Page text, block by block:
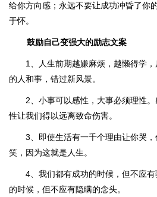
给你方向感；永远不要让成功冲昏了你
于怀。
鼓励自己变强大的励志文案
1、人生前期越嫌麻烦，越懒得学
的人和事，错过新风景。
2、小事可以感性，大事必须理性
性让我们得以远离致命伤害。
3、即使生活有一千个理由让你哭
笑，因为这就是人生。
4、我们都有成功的时候，但不应
的时候，但不应有隐瞒的念头。